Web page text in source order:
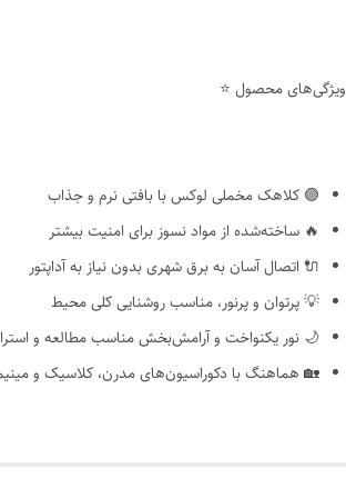
ویژگی‌های محصول ⭐
🟣 کلاهک مخملی لوکس با بافتی نرم و جذاب
🔥 ساخته‌شده از مواد نسوز برای امنیت بیشتر
🔌 اتصال آسان به برق شهری بدون نیاز به آداپتور
💡 پرتوان و پرنور، مناسب روشنایی کلی محیط
🌙 نور یکنواخت و آرامش‌بخش مناسب مطالعه و
🏡 هماهنگ با دکوراسیون‌های مدرن، کلاسیک و